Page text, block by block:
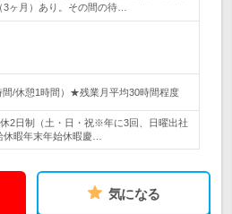
ヶ月）あり。その間の待…
間/休憩1時間）★残業月平均30時間程度
2日制（土・日・祝※年に3回、日曜出社
暇年末年始休暇慶…
気になる